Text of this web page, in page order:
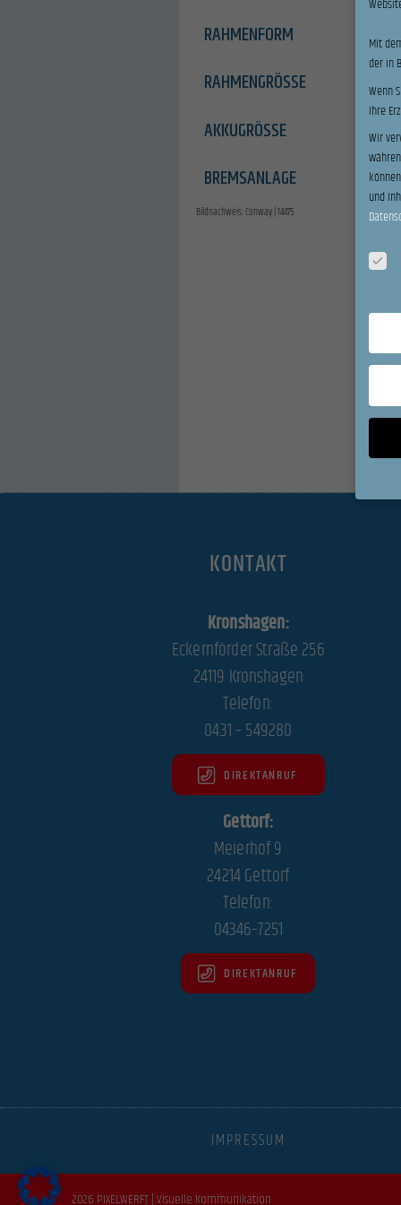
RAHMENFORM
RAHMENGRÖSSE
AKKUGRÖSSE
BREMSANLAGE
Bildnachweis: Conway | 14475
KONTAKT
Kronshagen:
Eckernförder Straße 256
24119 Kronshagen
Telefon:
0431 – 549280
DIREKTANRUF
Gettorf:
Meierhof 9
24214 Gettorf
Telefon:
04346–7251
DIREKTANRUF
IMPRESSUM
2026 PIXELWERFT | Visuelle Kommunikation
Mit
der in
Wenn
Ihre
Wir
und
Ihre
Wir
und
Hier